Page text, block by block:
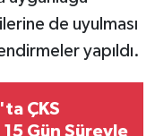
de uyulması
yapıldı.
ÇKS
15 Gün Süreyle